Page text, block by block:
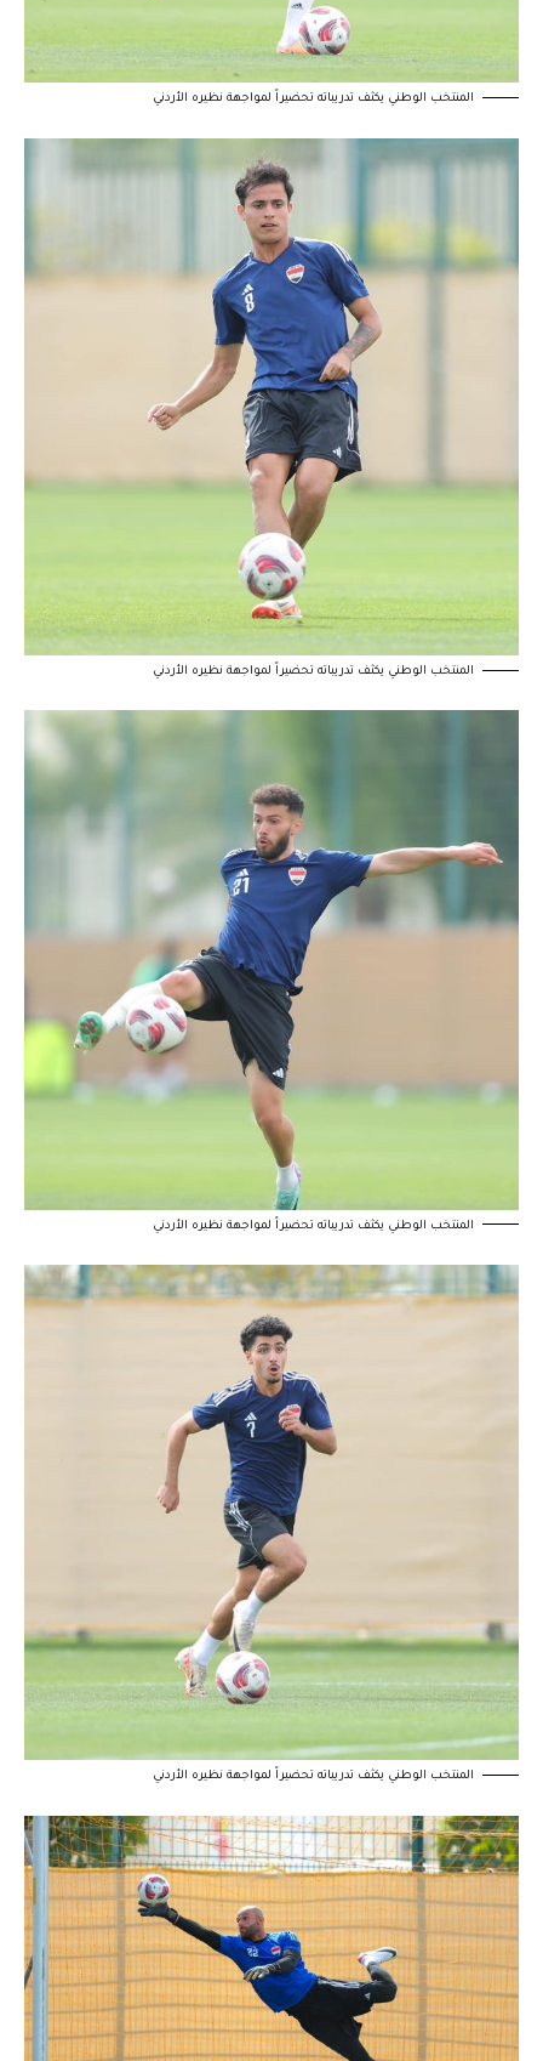
المنتخب الوطني يكثف تدريباته تحضيراً لمواجهة نظيره الأردني
المنتخب الوطني يكثف تدريباته تحضيراً لمواجهة نظيره الأردني
المنتخب الوطني يكثف تدريباته تحضيراً لمواجهة نظيره الأردني
المنتخب الوطني يكثف تدريباته تحضيراً لمواجهة نظيره الأردني